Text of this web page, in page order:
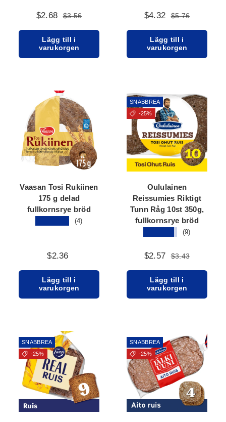
$2.68 $3.56
Lägg till i
varukorgen
$4.32 $5.76
Lägg till i
varukorgen
Vaasan Tosi Rukiinen
175 g delad
fullkornsrye bröd
(4)
$2.36
Lägg till i
varukorgen
SNABBREA
-25%
Oululainen
Reissumies Riktigt
Tunn Råg 10st 350g,
fullkornsrye bröd
(9)
$2.57 $3.43
Lägg till i
varukorgen
SNABBREA
-25%
SNABBREA
-25%